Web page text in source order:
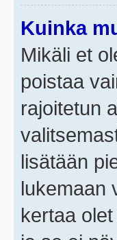
Kuinka
Mikäli et
poistaa
rajoitetun
lisätään
lukemaan
kertaa